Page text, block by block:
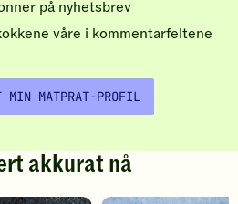
på nyhetsbrev
våre i kommentarfeltene
MIN MATPRAT-PROFIL
akkurat nå